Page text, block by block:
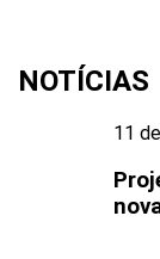
NOTÍCIAS
11